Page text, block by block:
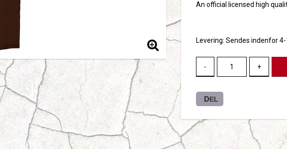
An official licensed high
Levering: Sendes indenfor
- +
DEL